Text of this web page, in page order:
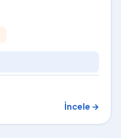
İncele →